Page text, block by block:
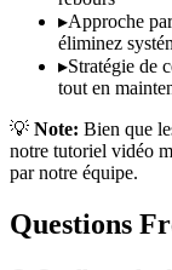
▸Approche
éliminez
▸Stratégie de
tout en
💡 Note: Bien que
notre tutoriel vidéo
par notre équipe.
Questions